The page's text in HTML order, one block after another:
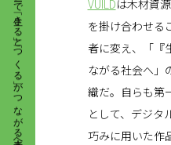
VUILDは木材資
を掛け合わせる
者に変え、「『
ながる社会へ」
織だ。自らも第
として、デジタ
巧みに用いた作